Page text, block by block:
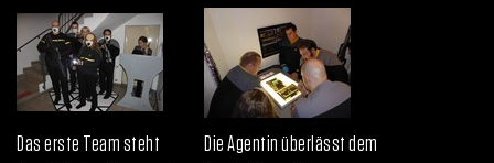
Das erste Team steht
Die Agentin überlässt dem